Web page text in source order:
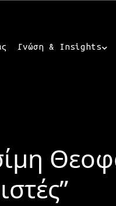
Γνώση & Insights